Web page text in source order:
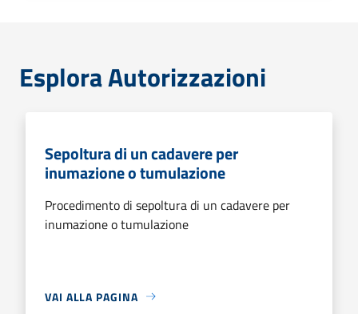
Esplora Autorizzazioni
Sepoltura di un cadavere per
inumazione o tumulazione
Procedimento di sepoltura di un cadavere per
inumazione o tumulazione
VAI ALLA PAGINA